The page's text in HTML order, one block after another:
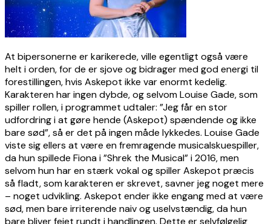
At bipersonerne er karikerede, ville egentligt også være
helt i orden, for de er sjove og bidrager med god energi til
forestillingen, hvis Askepot ikke var enormt kedelig.
Karakteren har ingen dybde, og selvom Louise Gade, som
spiller rollen, i programmet udtaler: ”Jeg får en stor
udfordring i at gøre hende (Askepot) spændende og ikke
bare sød”, så er det på ingen måde lykkedes. Louise Gade
viste sig ellers at være en fremragende musicalskuespiller,
da hun spillede Fiona i ”Shrek the Musical” i 2016, men
selvom hun har en stærk vokal og spiller Askepot præcis
så fladt, som karakteren er skrevet, savner jeg noget mere
– noget udvikling. Askepot ender ikke engang med at være
sød, men bare irriterende naiv og uselvstændig, da hun
bare bliver fejet rundt i handlingen. Dette er selvfølgelig